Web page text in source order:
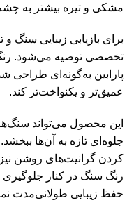
مشکی و تیره بیشتر به
برای بازیابی زیبایی سنگ
پارابین به‌گونه‌ای
عمیق‌تر و یکنواخت‌تر کند.
این محصول می‌تواند
جلوه‌ای تازه به آن‌ها
کردن گرانیت‌های روشن
رنگ سنگ در کنار
حفظ زیبایی طولانی‌مدت